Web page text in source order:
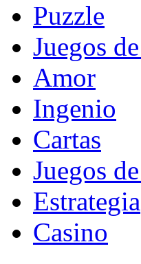
Puzzle
Juegos
Amor
Ingenio
Cartas
Juegos
Estrategia
Casino